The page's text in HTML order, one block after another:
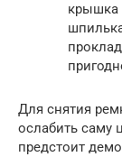
крышка
Для снятия
ослабить саму
предстоит